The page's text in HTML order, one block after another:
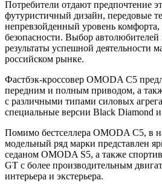
Потребители отдают предпочтение
футуристичный дизайн, передовые
непревзойденный уровень
безопасности. Выбор
результаты успешной деятельности
российском рынке.
Фастбэк-кроссовер OMODA C5
передним и полным приводом, а
с различными типами силовых
специальные версии Black Diamond
Помимо бестселлера OMODA C5, в
модельный ряд марки представлен
седаном OMODA S5, а также
GT с более производительным
интерьера и экстерьера.